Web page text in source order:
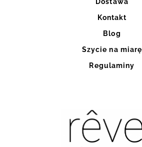
Kontakt
Blog
Szycie na miarę
Regulaminy